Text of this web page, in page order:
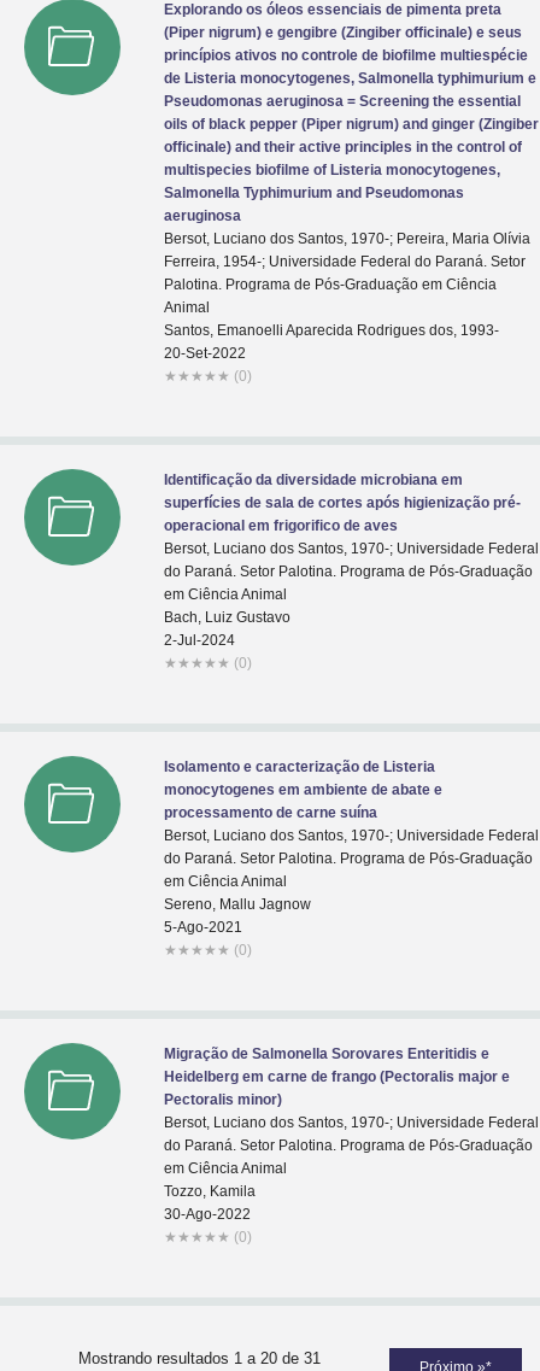
Explorando os óleos essenciais de pimenta preta
(Piper nigrum) e gengibre (Zingiber officinale) e seus
princípios ativos no controle de biofilme multiespécie
de Listeria monocytogenes, Salmonella typhimurium e
Pseudomonas aeruginosa = Screening the essential
oils of black pepper (Piper nigrum) and ginger (Zingiber
officinale) and their active principles in the control of
multispecies biofilme of Listeria monocytogenes,
Salmonella Typhimurium and Pseudomonas
aeruginosa
Bersot, Luciano dos Santos, 1970-; Pereira, Maria Olívia
Ferreira, 1954-; Universidade Federal do Paraná. Setor
Palotina. Programa de Pós-Graduação em Ciência
Animal
Santos, Emanoelli Aparecida Rodrigues dos, 1993-
20-Set-2022
★ ★ ★ ★ ★ (0)
Identificação da diversidade microbiana em
superfícies de sala de cortes após higienização pré-
operacional em frigorifico de aves
Bersot, Luciano dos Santos, 1970-; Universidade Federal
do Paraná. Setor Palotina. Programa de Pós-Graduação
em Ciência Animal
Bach, Luiz Gustavo
2-Jul-2024
★ ★ ★ ★ ★ (0)
Isolamento e caracterização de Listeria
monocytogenes em ambiente de abate e
processamento de carne suína
Bersot, Luciano dos Santos, 1970-; Universidade Federal
do Paraná. Setor Palotina. Programa de Pós-Graduação
em Ciência Animal
Sereno, Mallu Jagnow
5-Ago-2021
★ ★ ★ ★ ★ (0)
Migração de Salmonella Sorovares Enteritidis e
Heidelberg em carne de frango (Pectoralis major e
Pectoralis minor)
Bersot, Luciano dos Santos, 1970-; Universidade Federal
do Paraná. Setor Palotina. Programa de Pós-Graduação
em Ciência Animal
Tozzo, Kamila
30-Ago-2022
★ ★ ★ ★ ★ (0)
Mostrando resultados 1 a 20 de 31